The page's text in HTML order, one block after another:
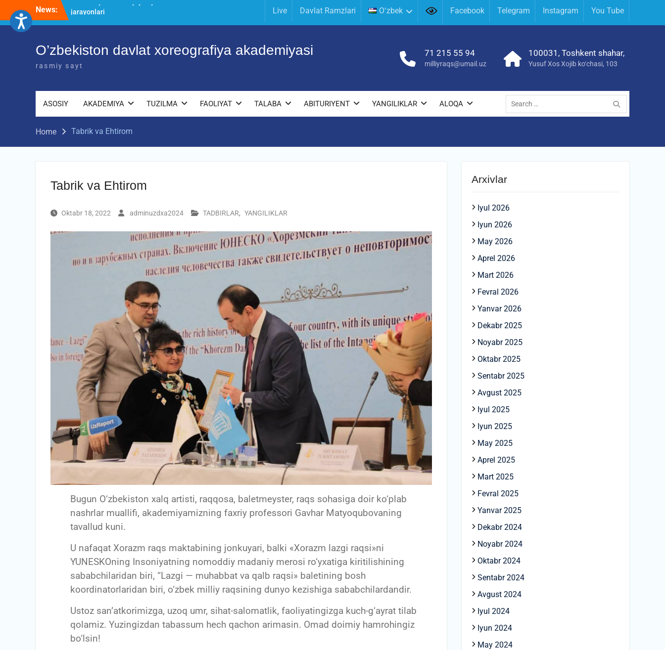
content
News:
O’ZBEKISTON DAVLAT XOREOGRAFIYA
Akademiyada kasbiy ijodiy imtihon
Live Davlat Ramzlari Oʻzbek Facebook Telegram Instagram You Tube
O’zbekiston davlat xoreografiya akademiyasi
rasmiy sayt
71 215 55 94
milliyraqs@umail.uz
100031, Toshkent shahar,
Yusuf Xos Xojib ko‘chasi, 103
ASOSIY AKADEMIYA TUZILMA FAOLIYAT TALABA ABITURIYENT YANGILIKLAR ALOQA
Search
for:
Home Tabrik va Ehtirom
Tabrik va Ehtirom
Oktabr 18, 2022 adminuzdxa2024 TADBIRLAR, YANGILIKLAR
Bugun O‘zbekiston xalq artisti, raqqosa, baletmeyster, raqs sohasiga doir ko‘plab
nashrlar muallifi, akademiyamizning faxriy professori Gavhar Matyoqubovaning
tavallud kuni.
U nafaqat Xorazm raqs maktabining jonkuyari, balki «Xorazm lazgi raqsi»ni
YUNESKOning Insoniyatning nomoddiy madaniy merosi ro‘yxatiga kiritilishining
sababchilaridan biri, “Lazgi — muhabbat va qalb raqsi» baletining bosh
koordinatorlaridan biri, o‘zbek milliy raqsining dunyo kezishiga sababchilardandir.
Ustoz sanʼatkorimizga, uzoq umr, sihat-salomatlik, faoliyatingizga kuch-g‘ayrat tilab
qolamiz. Yuzingizdan tabassum hech qachon arimasin. Omad doimiy hamrohingiz
bo‘lsin!
Arxivlar
Iyul 2026
Iyun 2026
May 2026
Aprel 2026
Mart 2026
Fevral 2026
Yanvar 2026
Dekabr 2025
Noyabr 2025
Oktabr 2025
Sentabr 2025
Avgust 2025
Iyul 2025
Iyun 2025
May 2025
Aprel 2025
Mart 2025
Fevral 2025
Yanvar 2025
Dekabr 2024
Noyabr 2024
Oktabr 2024
Sentabr 2024
Avgust 2024
Iyul 2024
Iyun 2024
May 2024